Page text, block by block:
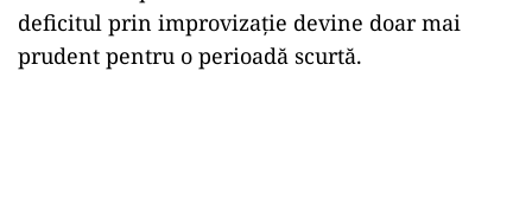
deficitul prin improvizație devine doar mai
prudent pentru o perioadă scurtă.